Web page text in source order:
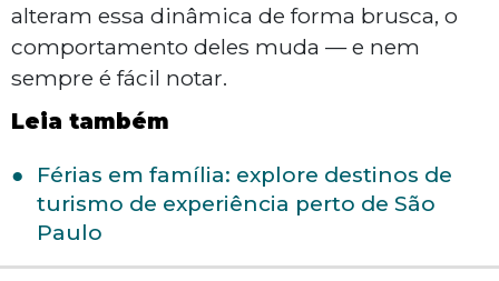
alteram essa dinâmica de forma brusca, o
comportamento deles muda — e nem
sempre é fácil notar.
Leia também
Férias em família: explore destinos de
turismo de experiência perto de São
Paulo